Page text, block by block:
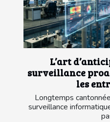
L’art
surveillance
les
Longtemps
surveillance